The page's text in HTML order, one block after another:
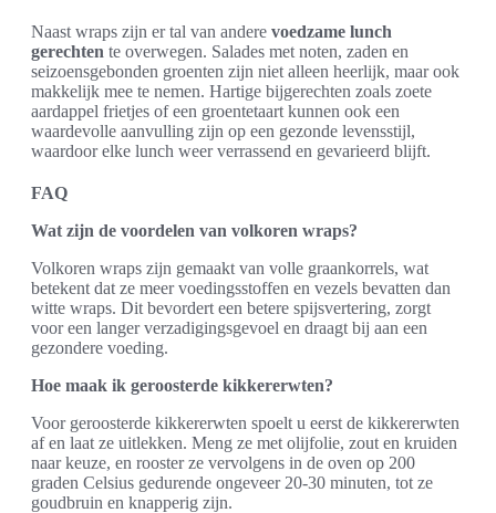
Naast wraps zijn er tal van andere voedzame lunch
gerechten te overwegen. Salades met noten, zaden en
seizoensgebonden groenten zijn niet alleen heerlijk, maar ook
makkelijk mee te nemen. Hartige bijgerechten zoals zoete
aardappel frietjes of een groentetaart kunnen ook een
waardevolle aanvulling zijn op een gezonde levensstijl,
waardoor elke lunch weer verrassend en gevarieerd blijft.
FAQ
Wat zijn de voordelen van volkoren wraps?
Volkoren wraps zijn gemaakt van volle graankorrels, wat
betekent dat ze meer voedingsstoffen en vezels bevatten dan
witte wraps. Dit bevordert een betere spijsvertering, zorgt
voor een langer verzadigingsgevoel en draagt bij aan een
gezondere voeding.
Hoe maak ik geroosterde kikkererwten?
Voor geroosterde kikkererwten spoelt u eerst de kikkererwten
af en laat ze uitlekken. Meng ze met olijfolie, zout en kruiden
naar keuze, en rooster ze vervolgens in de oven op 200
graden Celsius gedurende ongeveer 20-30 minuten, tot ze
goudbruin en knapperig zijn.